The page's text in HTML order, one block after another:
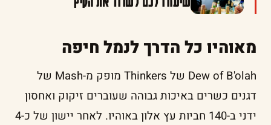
מאוהיו כל הדרך לנמל חיפה
Dew of B'olah של Thinkers מופק מ-Mash של
דגנים כשרים באיכות גבוהה שעוברים זיקוק ואחסון
ידני ב-140 חביות עץ אלון באוהיו. לאחר יישון של כ-4